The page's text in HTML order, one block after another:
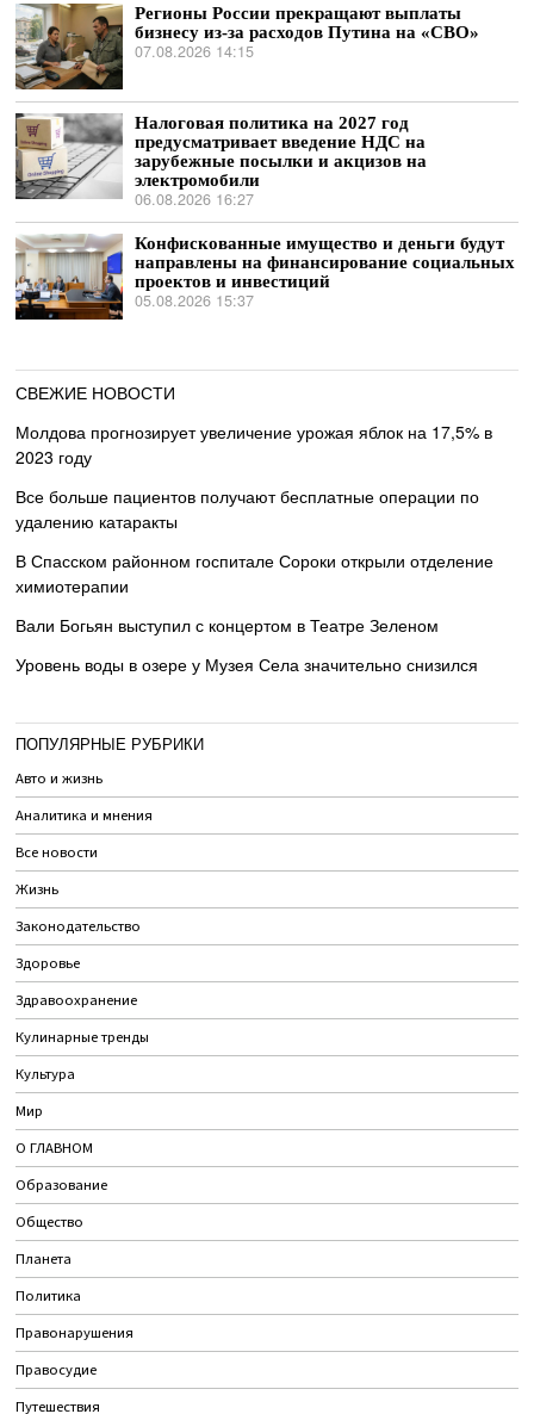
Регионы России прекращают выплаты
бизнесу из-за расходов Путина на «СВО»
07.08.2026 14:15
Налоговая политика на 2027 год
предусматривает введение НДС на
зарубежные посылки и акцизов на
электромобили
06.08.2026 16:27
Конфискованные имущество и деньги будут
направлены на финансирование социальных
проектов и инвестиций
05.08.2026 15:37
СВЕЖИЕ НОВОСТИ
Молдова прогнозирует увеличение урожая яблок на 17,5% в
2023 году
Все больше пациентов получают бесплатные операции по
удалению катаракты
В Спасском районном госпитале Сороки открыли отделение
химиотерапии
Вали Богьян выступил с концертом в Театре Зеленом
Уровень воды в озере у Музея Села значительно снизился
ПОПУЛЯРНЫЕ РУБРИКИ
Авто и жизнь
Аналитика и мнения
Все новости
Жизнь
Законодательство
Здоровье
Здравоохранение
Кулинарные тренды
Культура
Мир
О ГЛАВНОМ
Образование
Общество
Планета
Политика
Правонарушения
Правосудие
Путешествия